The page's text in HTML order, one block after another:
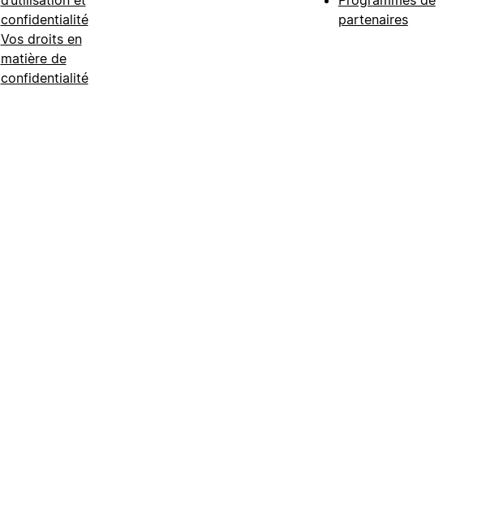
confidentialité
Vos droits en
matière de
confidentialité
partenaires